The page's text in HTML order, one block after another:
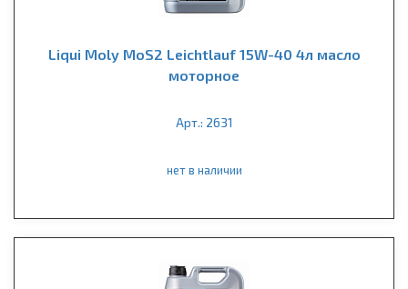
Liqui Moly MoS2 Leichtlauf 15W-40 4л масло
моторное
Арт.: 2631
нет в наличии